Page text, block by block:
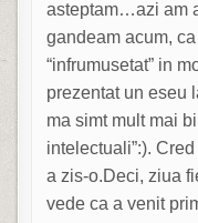
asteptam…azi am
gandeam acum,
“infrumusetat” in
prezentat un eseu
ma simt mult mai
intelectuali”:).
a zis-o.Deci, ziua
vede ca a venit